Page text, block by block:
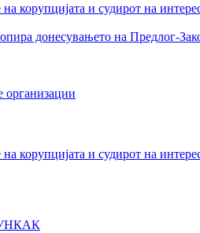
корупцијата и судирот на
донесувањето на Предлог-
корупцијата и судирот на
УНКАК